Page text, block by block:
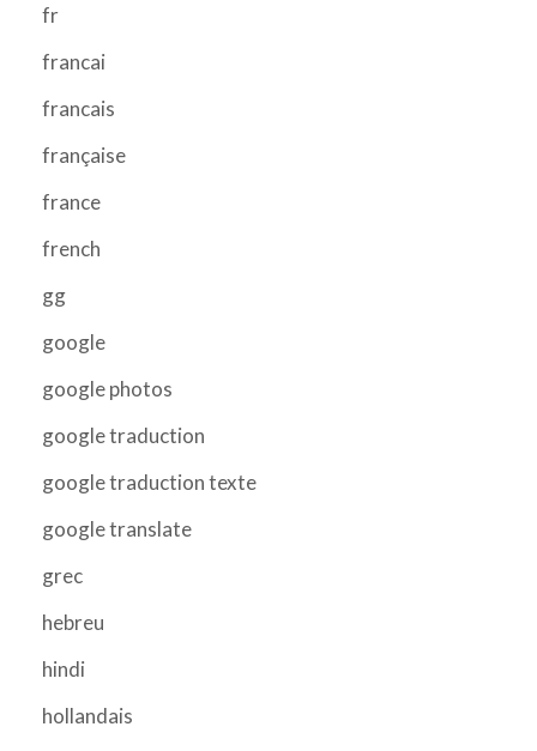
fr
francai
francais
française
france
french
gg
google
google photos
google traduction
google traduction texte
google translate
grec
hebreu
hindi
hollandais